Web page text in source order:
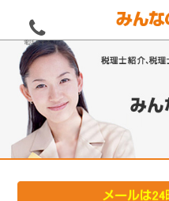
電話をする